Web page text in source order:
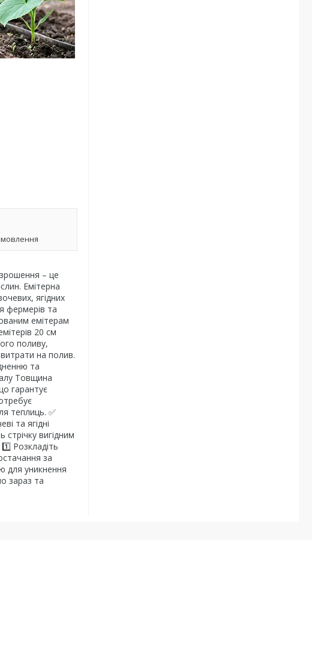
– це
Емітерна
ягідних
фермерів та
емітерам
20 см
поливу,
на полив.
та
Товщина
гарантує
теплиць. ✅
та ягідні
вигідним
Розкладіть
за
для уникнення
зараз та